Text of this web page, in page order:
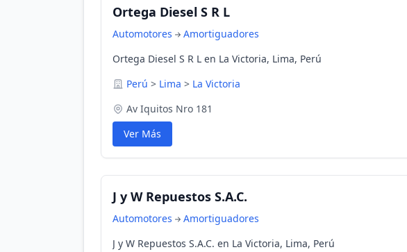
Ortega Diesel S R L
Automotores
Amortiguadores
Ortega Diesel S R L en La Victoria, Lima, Perú
Perú > Lima > La Victoria
Av Iquitos Nro 181
Ver Más
J y W Repuestos S.A.C.
Automotores
Amortiguadores
J y W Repuestos S.A.C. en La Victoria, Lima, Perú